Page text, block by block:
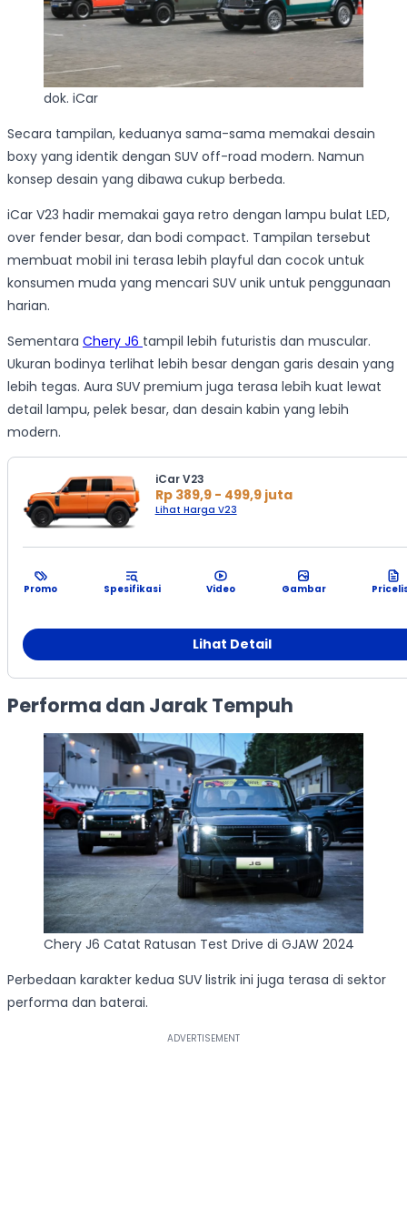
dok. iCar
Secara tampilan, keduanya sama-sama memakai desain
boxy yang identik dengan SUV off-road modern. Namun
konsep desain yang dibawa cukup berbeda.
iCar V23 hadir memakai gaya retro dengan lampu bulat LED,
over fender besar, dan bodi compact. Tampilan tersebut
membuat mobil ini terasa lebih playful dan cocok untuk
konsumen muda yang mencari SUV unik untuk penggunaan
harian.
Sementara Chery J6 tampil lebih futuristis dan muscular.
Ukuran bodinya terlihat lebih besar dengan garis desain yang
lebih tegas. Aura SUV premium juga terasa lebih kuat lewat
detail lampu, pelek besar, dan desain kabin yang lebih
modern.
iCar V23
Rp 389,9 - 499,9 juta
Lihat Harga V23
Promo Spesifikasi Video Gambar
Lihat Detail
Performa dan Jarak Tempuh
Chery J6 Catat Ratusan Test Drive di GJAW 2024
Perbedaan karakter kedua SUV listrik ini juga terasa di sektor
performa dan baterai.